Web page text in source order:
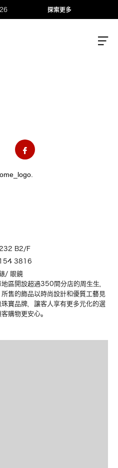
探索更多
B2/F
3816
/ 眼鏡
區開設超過350間分店的周生生，
售的飾品以時尚設計和優質工藝見
寶品牌，讓客人享有更多元化的選
購物更安心。